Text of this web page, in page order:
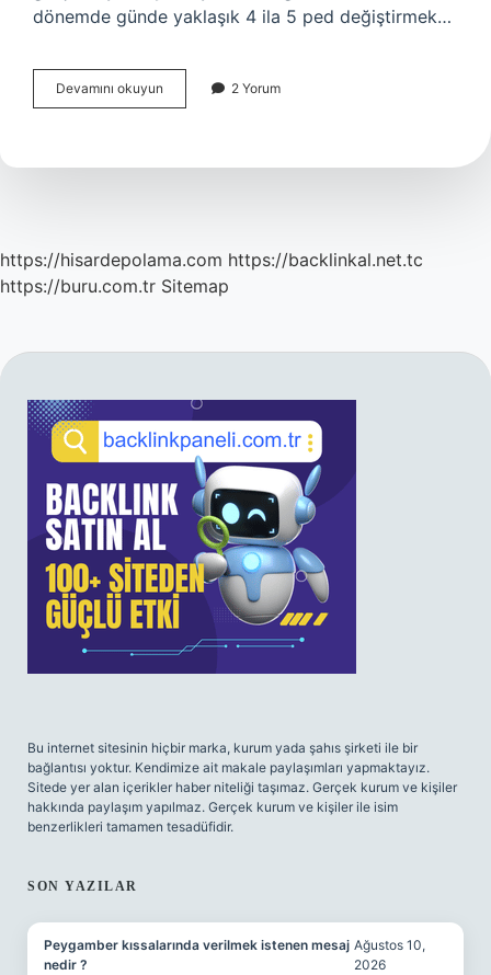
dönemde günde yaklaşık 4 ila 5 ped değiştirmek…
Devamını okuyun
Regl
Sürer
2 Yorum
https://hisardepolama.com https://backlinkal.net.tc
https://buru.com.tr Sitemap
SIDEBAR
Bu internet sitesinin hiçbir marka, kurum yada şahıs şirketi ile bir
bağlantısı yoktur. Kendimize ait makale paylaşımları yapmaktayız.
Sitede yer alan içerikler haber niteliği taşımaz. Gerçek kurum ve kişiler
hakkında paylaşım yapılmaz. Gerçek kurum ve kişiler ile isim
benzerlikleri tamamen tesadüfidir.
SON YAZILAR
Peygamber kıssalarında verilmek istenen mesaj
nedir ?
Ağustos 10,
2026